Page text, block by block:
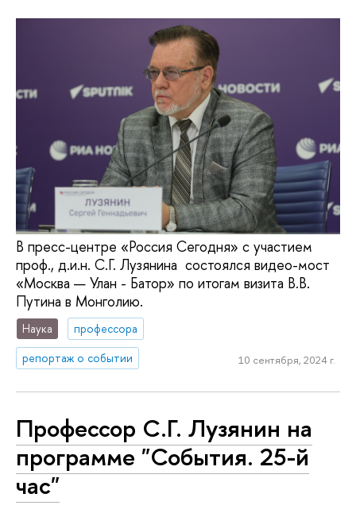
В пресс-центре «Россия Сегодня» с участием
проф., д.и.н. С.Г. Лузянина состоялся видео-мост
«Москва — Улан - Батор» по итогам визита В.В.
Путина в Монголию.
Наука
профессора
репортаж о событии
10 сентября, 2024 г.
Профессор С.Г. Лузянин на
программе "События. 25-й
час"